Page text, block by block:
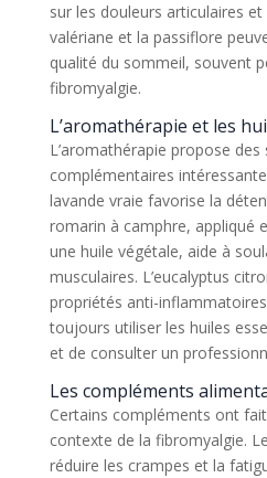
sur les douleurs articulaires et
valériane et la passiflore
qualité du sommeil, souvent
fibromyalgie.
L’aromathérapie et les
L’aromathérapie propose des
complémentaires
lavande vraie favorise la
romarin à camphre, appliqué
une huile végétale, aide à
musculaires. L’eucalyptus
propriétés anti-
toujours utiliser les huiles
et de consulter un
Les compléments
Certains compléments ont fait
contexte de la fibromyalgie.
réduire les crampes et la